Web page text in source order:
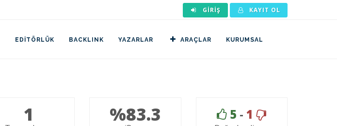
GIRIŞ KAYIT OL
EDITÖRLÜK BACKLINK YAZARLAR ARAÇLAR KURUMSAL
1 %83.3 5 - 1